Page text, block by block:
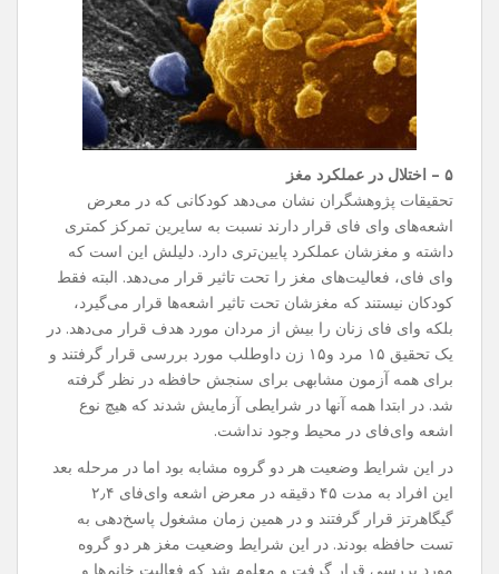
۵ – اختلال در عملکرد مغز
تحقیقات پژوهشگران نشان می‌دهد کودکانی که در معرض
اشعه‌های وای فای قرار دارند نسبت به سایرین تمرکز کمتری
داشته و مغزشان عملکرد پایین‌تری دارد. دلیلش این است که
وای فای، فعالیت‌های مغز را تحت تاثیر قرار می‌دهد. البته فقط
کودکان نیستند که مغزشان تحت تاثیر اشعه‌ها قرار می‌گیرد،
بلکه وای فای زنان را بیش از مردان مورد هدف قرار می‌دهد. در
یک تحقیق ۱۵ مرد و۱۵ زن داوطلب مورد بررسی قرار گرفتند و
برای همه آزمون مشابهی برای سنجش حافظه در نظر گرفته
شد. در ابتدا همه آنها در شرایطی آزمایش شدند که هیچ نوع
اشعه وای‌فای در محیط وجود نداشت.
در این شرایط وضعیت هر دو گروه مشابه بود اما در مرحله بعد
این افراد به مدت ۴۵ دقیقه در معرض اشعه وای‌فای ۲٫۴
گیگاهرتز قرار گرفتند و در همین زمان مشغول پاسخ‌دهی به
تست حافظه بودند. در این شرایط وضعیت مغز هر دو گروه
مورد بررسی قرار گرفت و معلوم شد که فعالیت خانم‌ها و